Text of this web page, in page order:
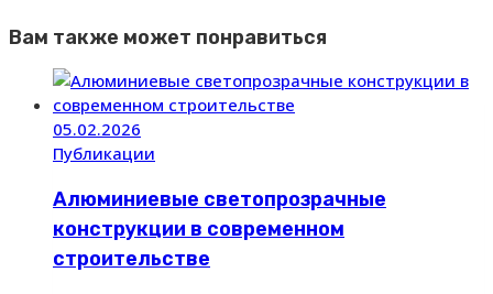
Вам также может понравиться
05.02.2026
Публикации
Алюминиевые светопрозрачные
конструкции в современном
строительстве